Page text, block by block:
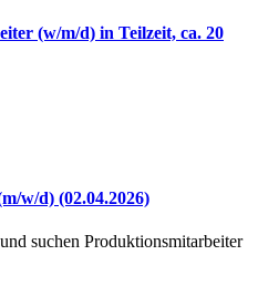
(w/m/d) in Teilzeit, ca. 20
w/d) (02.04.2026)
suchen Produktionsmitarbeiter